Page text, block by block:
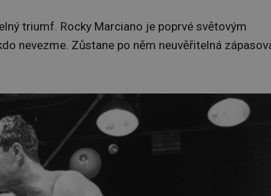
triumf. Rocky Marciano je poprvé světovým
nevezme. Zůstane po něm neuvěřitelná